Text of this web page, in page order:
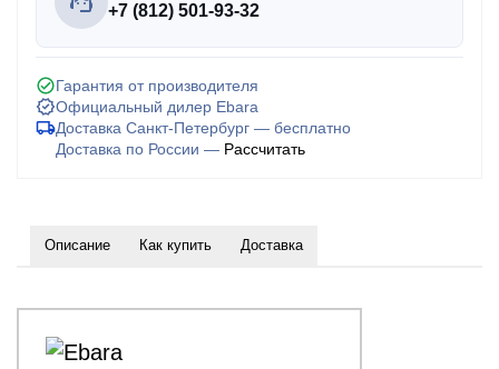
+7 (812) 501-93-32
Гарантия от производителя
Официальный дилер Ebara
Доставка Санкт-Петербург — бесплатно
Доставка по России — Рассчитать
Описание Как купить Доставка